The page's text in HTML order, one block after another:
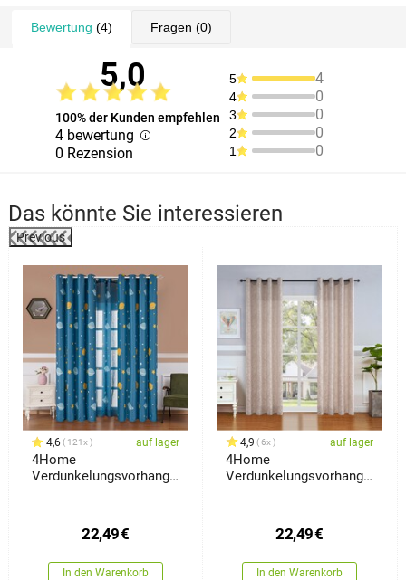
Bewertung (4) Fragen (0)
5,0
100% der Kunden empfehlen
4 bewertung
0 Rezension
5 4
4 0
3 0
2 0
1 0
Das könnte Sie interessieren
Previous
4,6 121x auf lager
4Home
Verdunkelungsvorhang
22,49€
In den Warenkorb
4,9 6x auf lager
4Home
Verdunkelungsvorhang
22,49€
In den Warenkorb